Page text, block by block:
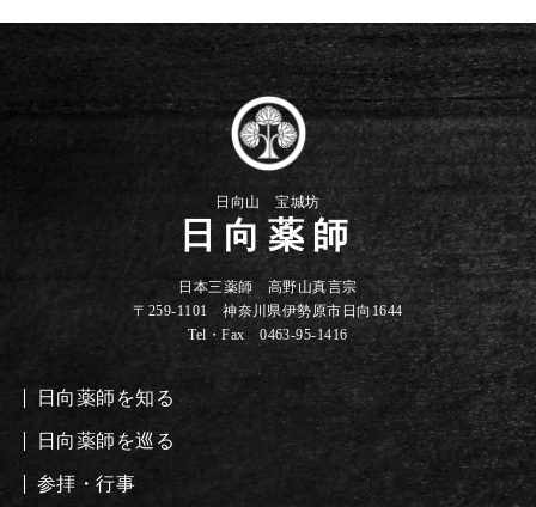
日向山 宝城坊
日向薬師
日本三薬師 高野山真言宗
〒259-1101 神奈川県伊勢原市日向1644
Tel・Fax 0463-95-1416
日向薬師を知る
日向薬師を巡る
参拝・行事